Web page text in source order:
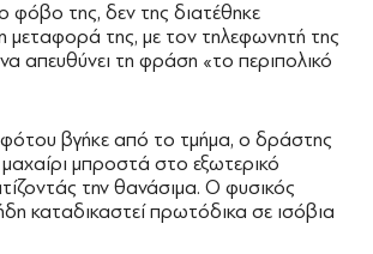
φόβο της, δεν της διατέθηκε
μεταφορά της, με τον τηλεφωνητή της
απευθύνει τη φράση «το περιπολικό
βγήκε από το τμήμα, ο δράστης
μαχαίρι μπροστά στο εξωτερικό
την θανάσιμα. Ο φυσικός
καταδικαστεί πρωτόδικα σε ισόβια